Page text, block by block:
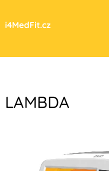
i4MedFit.cz
LAMBDA